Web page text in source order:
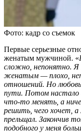
Фото: кадр со съемок
Первые серьезные
женатым мужчиной. «
сложно, непонятно. Я
женатым — плохо,
отношений. Но любовь
пути. Потом настало
что-то менять, а
решить, чего хочет,
прельщал. Закончив
подобного у меня